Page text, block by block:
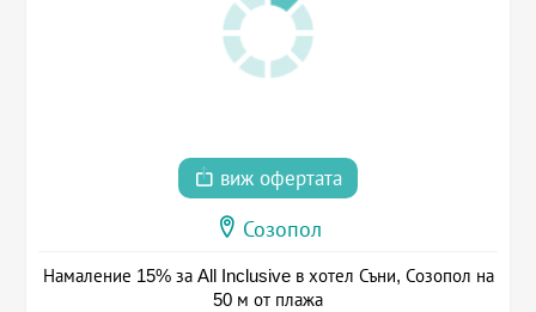
виж офертата
Созопол
Намаление 15% за All Inclusive в хотел Съни, Созопол на
50 м от плажа